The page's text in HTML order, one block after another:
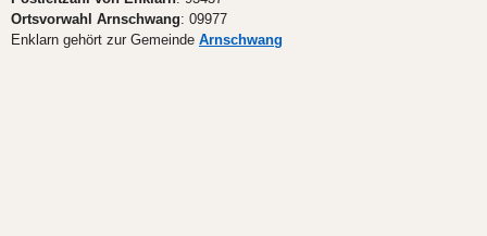
Ortsvorwahl Arnschwang: 09977
Enklarn gehört zur Gemeinde Arnschwang